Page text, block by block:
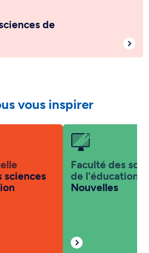
de
vous inspirer
sciences
Faculté des
de l'éducation
Nouvelles